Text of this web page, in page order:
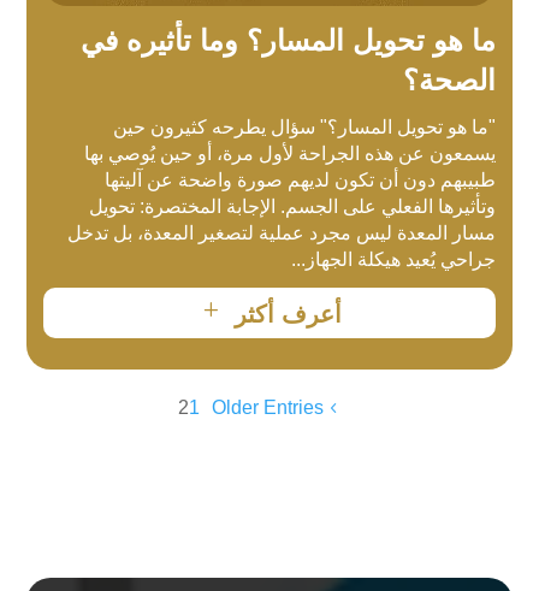
ما هو تحويل المسار؟ وما تأثيره في
الصحة؟
"ما هو تحويل المسار؟" سؤال يطرحه كثيرون حين
يسمعون عن هذه الجراحة لأول مرة، أو حين يُوصي بها
طبيبهم دون أن تكون لديهم صورة واضحة عن آليتها
وتأثيرها الفعلي على الجسم. الإجابة المختصرة: تحويل
مسار المعدة ليس مجرد عملية لتصغير المعدة، بل تدخل
جراحي يُعيد هيكلة الجهاز...
أعرف أكثر L
Older Entries
1
2